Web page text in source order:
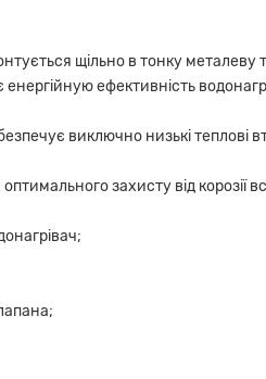
щільно в тонку металеву
енергійную ефективність
виключно низькі теплові
захисту від корозії